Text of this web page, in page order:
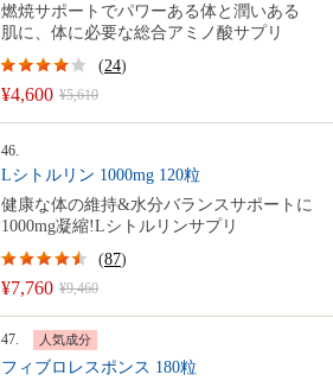
燃焼サポートでパワーある体と潤いある
肌に、体に必要な総合アミノ酸サプリ
¥4,600 ¥5,610
(24)
46.
Lシトルリン 1000mg 120粒
健康な体の維持&水分バランスサポートに
1000mg凝縮!Lシトルリンサプリ
¥7,760 ¥9,460
(87)
47. 人気成分
フィブロレスポンス 180粒